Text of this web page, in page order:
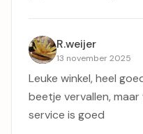
R.weijer
13 november 2025
Leuke winkel, heel
beetje vervallen,
service is goed